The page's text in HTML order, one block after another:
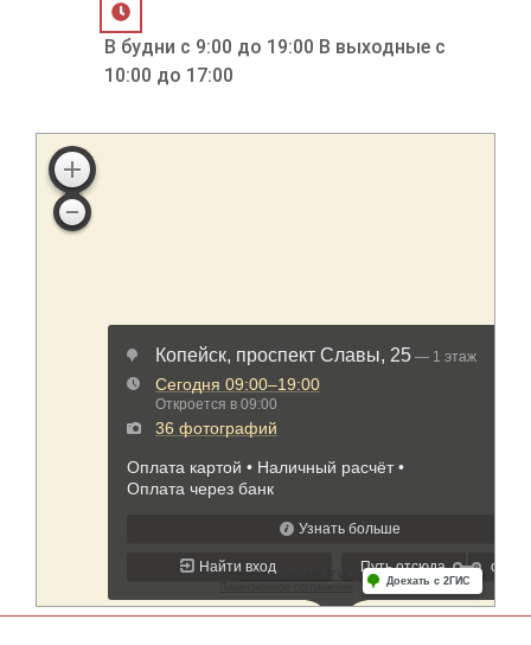
В будни с 9:00 до 19:00 В выходные с
10:00 до 17:00